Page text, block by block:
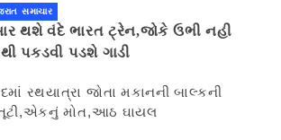
સમાચાર
થશે વંદે ભારત ટ્રેન,જોકે ઉભી નહી
પકડવી પડશે ગાડી